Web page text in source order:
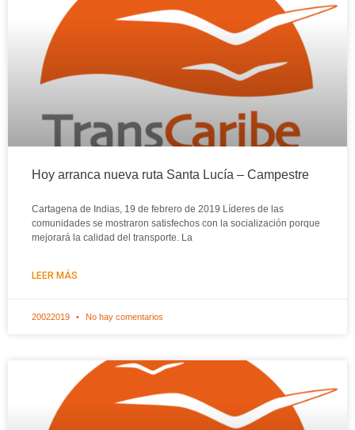
Hoy arranca nueva ruta Santa Lucía – Campestre
Cartagena de Indias, 19 de febrero de 2019 Líderes de las
comunidades se mostraron satisfechos con la socialización porque
mejorará la calidad del transporte. La
LEER MÁS
20022019 No hay comentarios